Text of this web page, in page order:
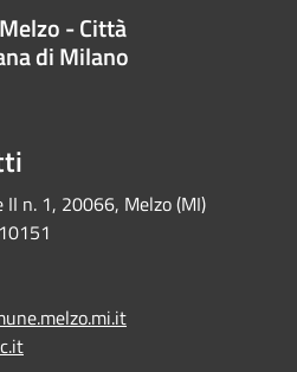
- Città
di Milano
n. 1, 20066, Melzo (MI)